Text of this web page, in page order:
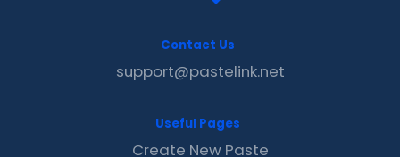
Contact Us
support@pastelink.net
Useful Pages
Create New Paste